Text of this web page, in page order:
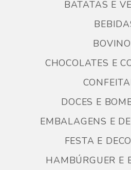
BATATAS E
CHOCOLATES E
DOCES E
EMBALAGENS E
FESTA E
HAMBÚRGUER E